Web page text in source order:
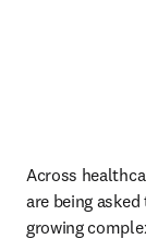
Across
are being
growing